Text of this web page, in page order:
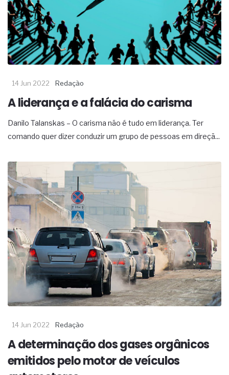
14 Jun 2022 Redação
A liderança e a falácia do carisma
Danilo Talanskas – O carisma não é tudo em liderança. Ter
comando quer dizer conduzir um grupo de pessoas em direçã...
14 Jun 2022 Redação
A determinação dos gases orgânicos
emitidos pelo motor de veículos